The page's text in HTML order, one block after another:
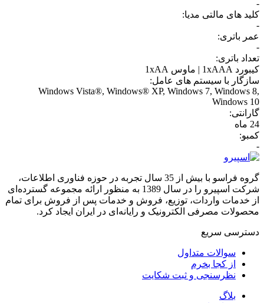
-
کلید های مالتی مدیا:
-
عمر باتری:
-
تعداد باتری:
کیبورد 1xAAA | ماوس 1xAA
سازگار با سیستم های عامل:
Windows Vista®, Windows® XP, Windows 7, Windows 8,
Windows 10
گارانتی:
24 ماه
کمبو:
-
گروه فراسو با بیش از 35 سال تجربه در حوزه فناوری اطلاعات،
شرکت اسپیرو را در سال 1389 به منظور ارائه مجموعه گسترده‌ای
از خدمات واردات، توزیع، فروش و خدمات پس از فروش برای تمام
محصولات مصرفی الکترونیک و رایانه‌ای در ایران ایجاد کرد.
دسترسی‌ سریع
سوالات متداول
از کجا بخرم
نظرسنجی و ثبت شکایت
بلاگ